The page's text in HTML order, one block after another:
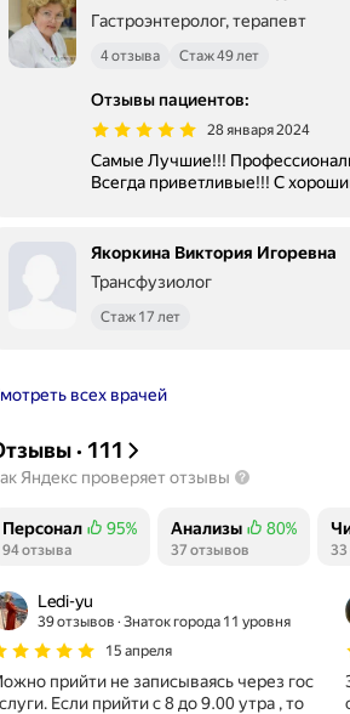
Гастроэнтеролог, терапевт
4 отзыва Стаж 49 лет
Отзывы пациентов:
28 января 2024
Самые Лучшие!!!
Всегда приветливые!!! С
Якоркина Виктория Игоревна
Трансфузиолог
Стаж 17 лет
всех врачей
· 111
Яндекс проверяет отзывы
Персонал
Положительных отзывов
95%
94 отзыва
Анализы
Положительных
80%
37 отзывов 33
Ledi-yu
39 отзывов Знаток города 11 уровня
15 апреля
прийти не записываясь через гос
прийти с 8 до 9.00 утра , то